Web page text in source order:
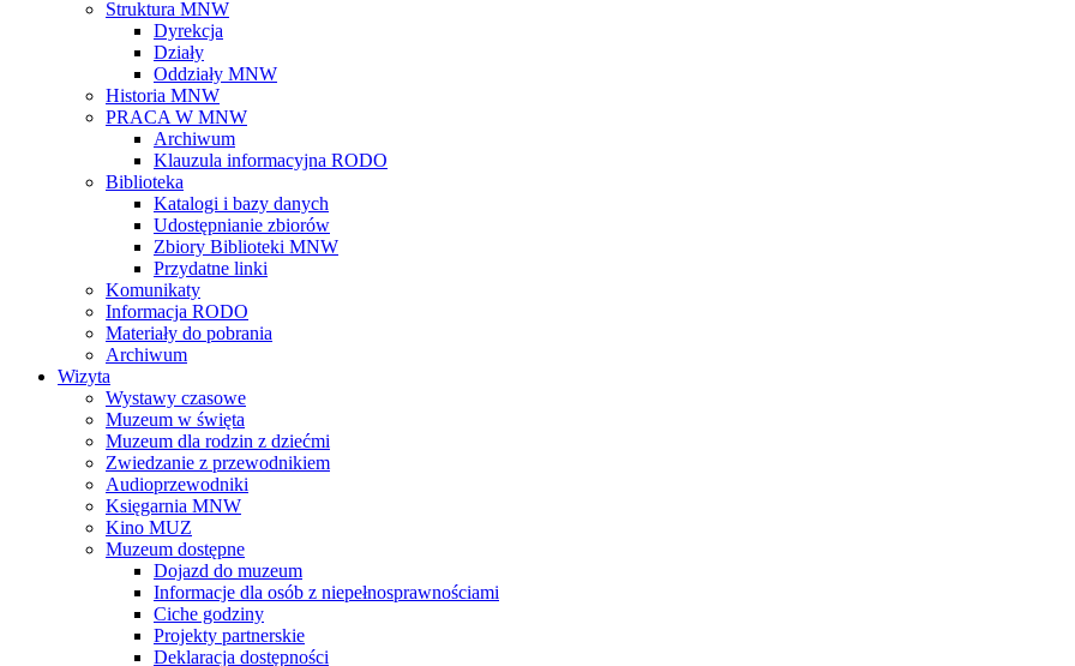
Struktura MNW
Dyrekcja
Działy
Oddziały MNW
Historia MNW
PRACA W MNW
Archiwum
Klauzula informacyjna RODO
Biblioteka
Katalogi i bazy danych
Udostępnianie zbiorów
Zbiory Biblioteki MNW
Przydatne linki
Komunikaty
Informacja RODO
Materiały do pobrania
Archiwum
Wizyta
Wystawy czasowe
Muzeum w święta
Muzeum dla rodzin z dziećmi
Zwiedzanie z przewodnikiem
Audioprzewodniki
Księgarnia MNW
Kino MUZ
Muzeum dostępne
Dojazd do muzeum
Informacje dla osób z niepełnosprawnościami
Ciche godziny
Projekty partnerskie
Deklaracja dostępności